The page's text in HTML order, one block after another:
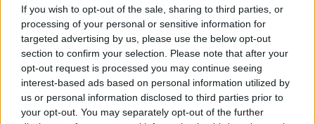
If you wish to opt-out of the sale, sharing to third parties, or
processing of your personal or sensitive information for
targeted advertising by us, please use the below opt-out
section to confirm your selection. Please note that after your
opt-out request is processed you may continue seeing
interest-based ads based on personal information utilized by
us or personal information disclosed to third parties prior to
your opt-out. You may separately opt-out of the further